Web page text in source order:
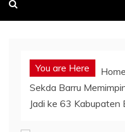
You are Here Home
Sekda Barru
Jadi ke 63 Kabupaten